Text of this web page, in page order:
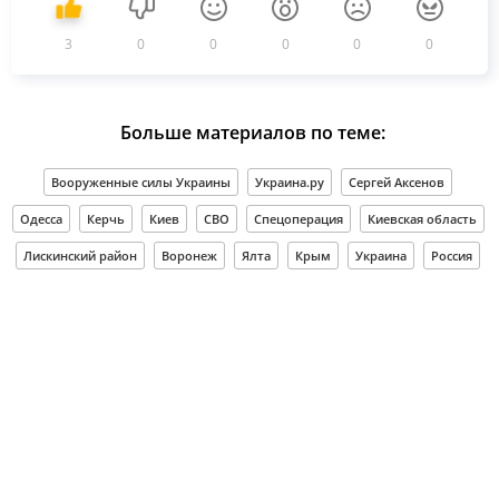
3 0 0 0 0 0
Больше материалов по теме:
Вооруженные силы Украины Украина.ру Сергей Аксенов
Одесса Керчь Киев СВО Спецоперация Киевская область
Лискинский район Воронеж Ялта Крым Украина Россия